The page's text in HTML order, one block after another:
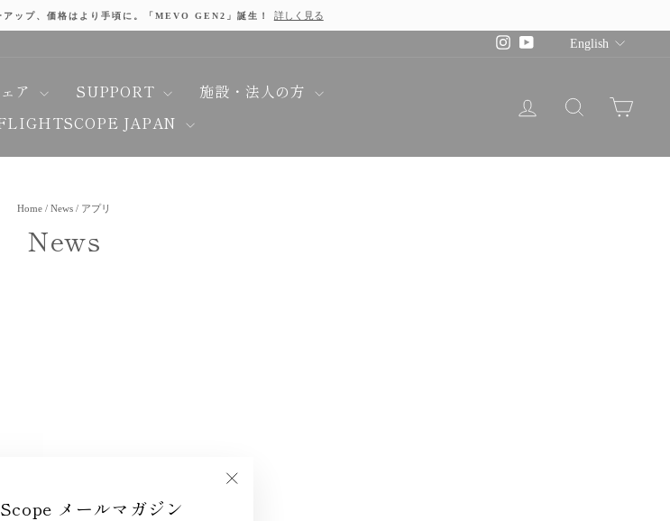
Pause
ップ、価格はより手頃に。「MEVO GEN2」誕生！ 詳しく見る
InstagramYouTubeEnglish
ア SUPPORT
施設・法人の方
JAPAN
LOG IN SEARCH
メールマガジン
Home / News / アプリ
News